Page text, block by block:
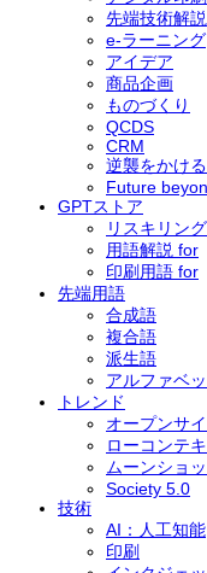
先端技術解説
e-ラーニング
アイデア
商品企画
ものづくり
QCDS
CRM
逆襲をかけ
Future
GPTストア
リスキリン
用語解説 for
印刷用語 for
先端用語
合成語
複合語
派生語
アルファベ
トレンド
オープンサ
ローコンテ
ムーンショ
Society 5.0
技術
AI：人工知能
印刷
Versant 3100 （富士ゼロ